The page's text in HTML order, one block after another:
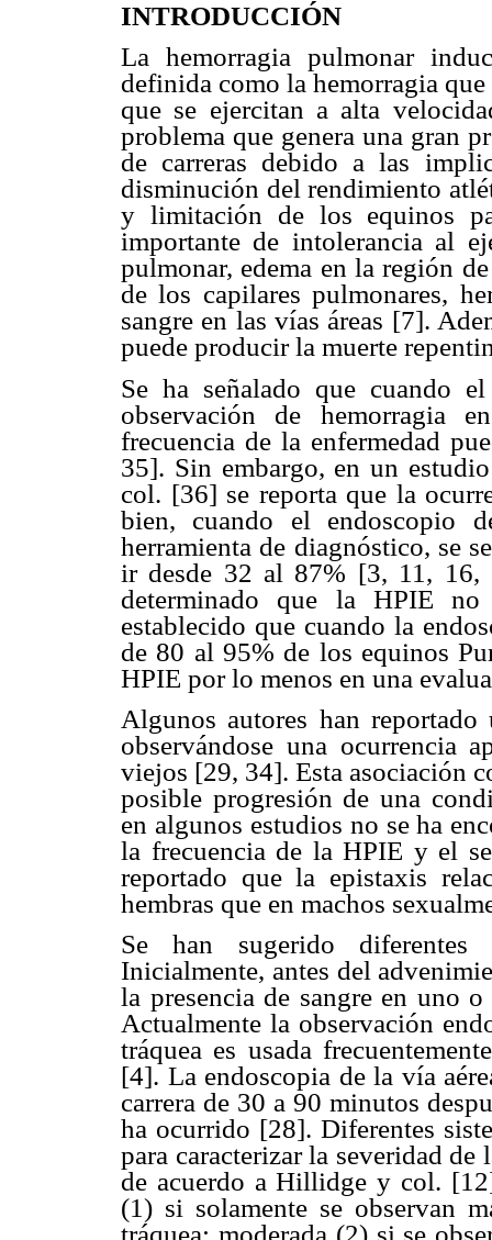
INTRODUCCIÓN
La hemorragia pulmonar
definida como la hemorragia
que se ejercitan a alta
problema que genera una gran
de carreras debido a las
disminución del rendimiento
y limitación de los equinos
importante de intolerancia al
pulmonar, edema en la región
de los capilares pulmonares,
sangre en las vías áreas [7].
puede producir la muerte
Se ha señalado que cuando
observación de hemorragia
frecuencia de la enfermedad
35]. Sin embargo, en un
col. [36] se reporta que la
bien, cuando el endoscopio
herramienta de diagnóstico, se
ir desde 32 al 87% [3, 11, 16,
determinado que la HPIE
establecido que cuando la
de 80 al 95% de los equinos
HPIE por lo menos en una
Algunos autores han
observándose una ocurrencia
viejos [29, 34]. Esta asociación
posible progresión de una
en algunos estudios no se ha
la frecuencia de la HPIE y el
reportado que la epistaxis
hembras que en machos
Se han sugerido diferentes
Inicialmente, antes del
la presencia de sangre en uno
Actualmente la observación
tráquea es usada
[4]. La endoscopia de la vía
carrera de 30 a 90 minutos
ha ocurrido [28]. Diferentes
para caracterizar la severidad
de acuerdo a Hillidge y col.
(1) si solamente se observan
tráquea; moderada (2) si se